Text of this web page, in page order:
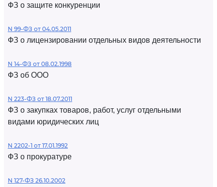
ФЗ о защите конкуренции
N 99-ФЗ от 04.05.2011
ФЗ о лицензировании отдельных видов деятельности
N 14-ФЗ от 08.02.1998
ФЗ об ООО
N 223-ФЗ от 18.07.2011
ФЗ о закупках товаров, работ, услуг отдельными
видами юридических лиц
N 2202-1 от 17.01.1992
ФЗ о прокуратуре
N 127-ФЗ 26.10.2002